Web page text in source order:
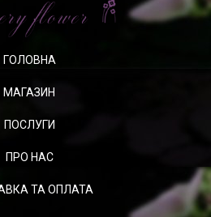
ГОЛОВНА
МАГАЗИН
ПОСЛУГИ
ПРО НАС
ТА ОПЛАТА